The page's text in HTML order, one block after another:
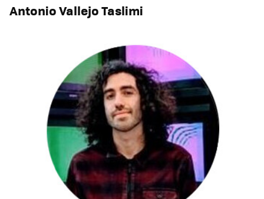
Antonio Vallejo Taslimi